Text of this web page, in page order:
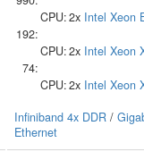
CPU:2x Intel Xeon
192:
CPU:2x Intel Xeon
74:
CPU:2x Intel Xeon
Infiniband 4x DDR /
Ethernet